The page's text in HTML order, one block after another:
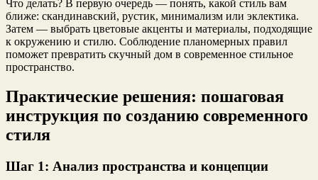
Что делать? В первую очередь — понять, какой стиль вам
ближе: скандинавский, рустик, минимализм или эклектика.
Затем — выбрать цветовые акценты и материалы, подходящие
к окружению и стилю. Соблюдение планомерных правил
поможет превратить скучный дом в современное стильное
пространство.
Практические решения: пошаговая
инструкция по созданию современного
стиля
Шаг 1: Анализ пространства и концепции